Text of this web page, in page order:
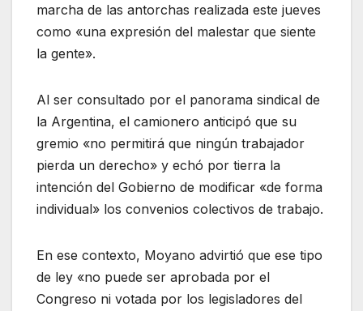
marcha de las antorchas realizada este jueves
como «una expresión del malestar que siente
la gente».
Al ser consultado por el panorama sindical de
la Argentina, el camionero anticipó que su
gremio «no permitirá que ningún trabajador
pierda un derecho» y echó por tierra la
intención del Gobierno de modificar «de forma
individual» los convenios colectivos de trabajo.
En ese contexto, Moyano advirtió que ese tipo
de ley «no puede ser aprobada por el
Congreso ni votada por los legisladores del